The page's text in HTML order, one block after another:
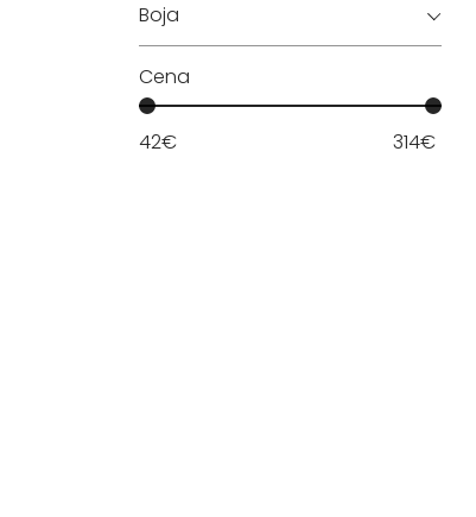
Boja
Cena
42€ 314€